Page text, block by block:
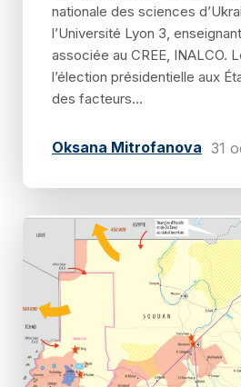
nationale des sciences
l’Université Lyon 3,
associée au CREE, INALCO.
l’élection présidentielle aux
des facteurs...
Oksana Mitrofanova 31